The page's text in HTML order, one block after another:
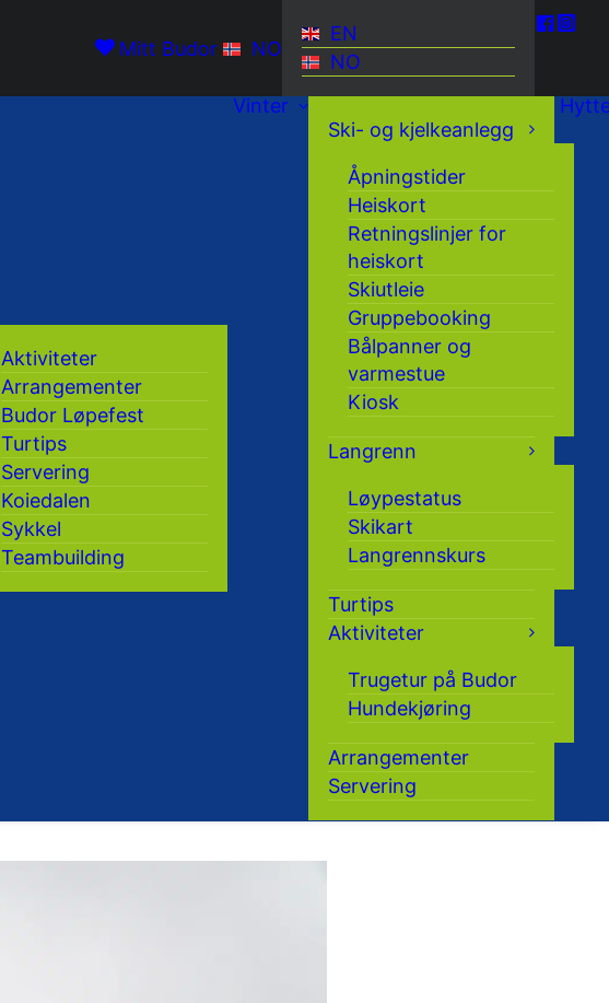
Mitt Budor NO
EN
NO
Aktiviteter
Arrangementer
Budor Løpefest
Turtips
Servering
Koiedalen
Sykkel
Teambuilding
Vinter
Ski- og kjelkeanlegg
Åpningstider
Heiskort
Retningslinjer for
heiskort
Skiutleie
Gruppebooking
Bålpanner og
varmestue
Kiosk
Langrenn
Løypestatus
Skikart
Langrennskurs
Turtips
Aktiviteter
Trugetur på Budor
Hundekjøring
Arrangementer
Servering